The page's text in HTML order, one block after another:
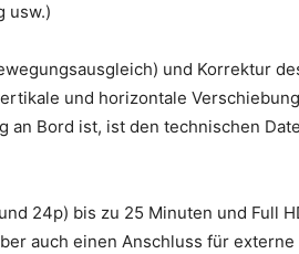
usw.)
und Korrektur
und horizontale
an Bord ist, ist den technischen
24p) bis zu 25 Minuten und Full
auch einen Anschluss für